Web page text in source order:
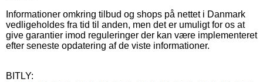
Informationer omkring tilbud og shops på nettet i Danmark
vedligeholdes fra tid til anden, men det er umuligt for os at
give garantier imod reguleringer der kan være implementeret
efter seneste opdatering af de viste informationer.
BITLY: